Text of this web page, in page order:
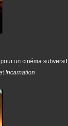
un cinéma subversif.
Incarnation